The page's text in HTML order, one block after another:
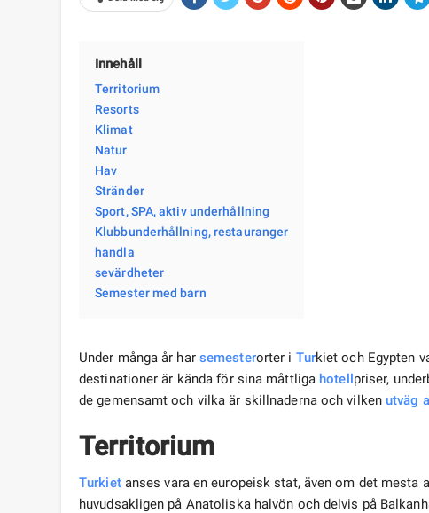
Innehåll
Territorium
Resorts
Klimat
Natur
Hav
Stränder
Sport, SPA, aktiv underhållning
Klubbunderhållning, restauranger
handla
sevärdheter
Semester med barn
Under många år har semesterorter i Turkiet och Egypten
destinationer är kända för sina måttliga hotellpriser,
de gemensamt och vilka är skillnaderna och vilkenutväg
Territorium
Turkietanses vara en europeisk stat, även om det
huvudsakligen på Anatoliska halvön och delvis på